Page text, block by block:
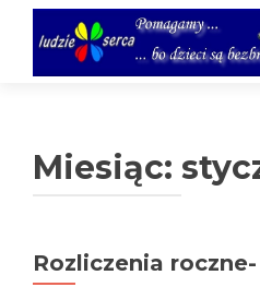
Miesiąc:
Rozliczenia